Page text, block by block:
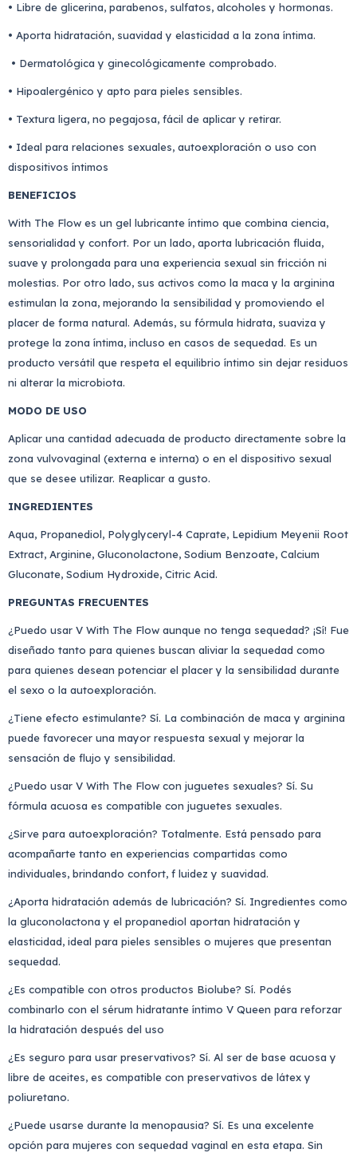
• Libre de glicerina, parabenos, sulfatos, alcoholes y hormonas.
• Aporta hidratación, suavidad y elasticidad a la zona íntima.
• Dermatológica y ginecológicamente comprobado.
• Hipoalergénico y apto para pieles sensibles.
• Textura ligera, no pegajosa, fácil de aplicar y retirar.
• Ideal para relaciones sexuales, autoexploración o uso con
dispositivos íntimos
BENEFICIOS
With The Flow es un gel lubricante íntimo que combina ciencia,
sensorialidad y confort. Por un lado, aporta lubricación fluida,
suave y prolongada para una experiencia sexual sin fricción ni
molestias. Por otro lado, sus activos como la maca y la arginina
estimulan la zona, mejorando la sensibilidad y promoviendo el
placer de forma natural. Además, su fórmula hidrata, suaviza y
protege la zona íntima, incluso en casos de sequedad. Es un
producto versátil que respeta el equilibrio íntimo sin dejar residuos
ni alterar la microbiota.
MODO DE USO
Aplicar una cantidad adecuada de producto directamente sobre la
zona vulvovaginal (externa e interna) o en el dispositivo sexual
que se desee utilizar. Reaplicar a gusto.
INGREDIENTES
Aqua, Propanediol, Polyglyceryl-4 Caprate, Lepidium Meyenii Root
Extract, Arginine, Gluconolactone, Sodium Benzoate, Calcium
Gluconate, Sodium Hydroxide, Citric Acid.
PREGUNTAS FRECUENTES
¿Puedo usar V With The Flow aunque no tenga sequedad? ¡Sí! Fue
diseñado tanto para quienes buscan aliviar la sequedad como
para quienes desean potenciar el placer y la sensibilidad durante
el sexo o la autoexploración.
¿Tiene efecto estimulante? Sí. La combinación de maca y arginina
puede favorecer una mayor respuesta sexual y mejorar la
sensación de flujo y sensibilidad.
¿Puedo usar V With The Flow con juguetes sexuales? Sí. Su
fórmula acuosa es compatible con juguetes sexuales.
¿Sirve para autoexploración? Totalmente. Está pensado para
acompañarte tanto en experiencias compartidas como
individuales, brindando confort, f luidez y suavidad.
¿Aporta hidratación además de lubricación? Sí. Ingredientes como
la gluconolactona y el propanediol aportan hidratación y
elasticidad, ideal para pieles sensibles o mujeres que presentan
sequedad.
¿Es compatible con otros productos Biolube? Sí. Podés
combinarlo con el sérum hidratante íntimo V Queen para reforzar
la hidratación después del uso
¿Es seguro para usar preservativos? Sí. Al ser de base acuosa y
libre de aceites, es compatible con preservativos de látex y
poliuretano.
¿Puede usarse durante la menopausia? Sí. Es una excelente
opción para mujeres con sequedad vaginal en esta etapa. Sin